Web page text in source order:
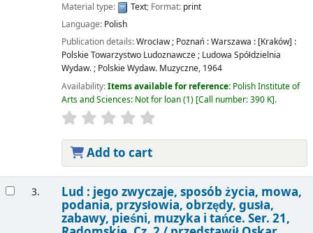
Material type:
Text; Format: print
Language: Polish
Publication details:Wrocław ; Poznań : Warszawa : [Kraków] :
Polskie Towarzystwo Ludoznawcze ; Ludowa Spółdzielnia
Wydaw. ; Polskie Wydaw. Muzyczne, 1964
Availability:Items available for reference: Polish Institute of
Arts and Sciences: Not for loan(1) Call number:390 K .
Add to cart
3. Lud : jego zwyczaje, sposób życia, mowa,
podania, przysłowia, obrzędy, gusła,
zabawy, pieśni, muzyka i tańce. Ser. 21,